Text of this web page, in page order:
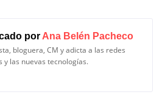
por Ana Belén Pacheco
bloguera, CM y adicta a las redes
y las nuevas tecnologías.